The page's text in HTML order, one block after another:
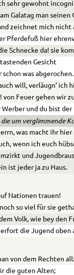
sehr gewohnt
Galatag man seinen
zeichnet mich nicht
Pferdefuß hier
Schnecke da! sie
Gesicht
schon was abgerochen.
will, verläugn’ ich
von Feuer gehen wir
Werber und du bist der
die um verglimmende
was macht ihr hier
wenn ich euch
und
ist jeder ja zu Haus.
Nationen trauen!
so viel für sie
Volk, wie bey den
die Jugend oben
von dem Rechten
die guten Alten;